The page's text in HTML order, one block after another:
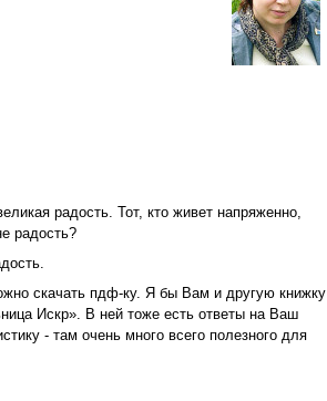
радость. Тот, кто живет напряженно,
радость?
скачать пдф-ку. Я бы Вам и другую книжку
Искр». В ней тоже есть ответы на Ваш
- там очень много всего полезного для